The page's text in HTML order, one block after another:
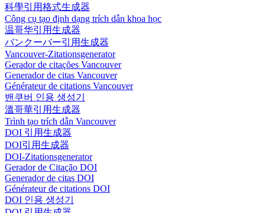
科學引用格式生成器
Công cụ tạo định dạng trích dẫn khoa học
温哥华引用生成器
バンクーバー引用生成器
Vancouver-Zitationsgenerator
Gerador de citações Vancouver
Generador de citas Vancouver
Générateur de citations Vancouver
밴쿠버 인용 생성기
溫哥華引用生成器
Trình tạo trích dẫn Vancouver
DOI 引用生成器
DOI引用生成器
DOI-Zitationsgenerator
Gerador de Citação DOI
Generador de citas DOI
Générateur de citations DOI
DOI 인용 생성기